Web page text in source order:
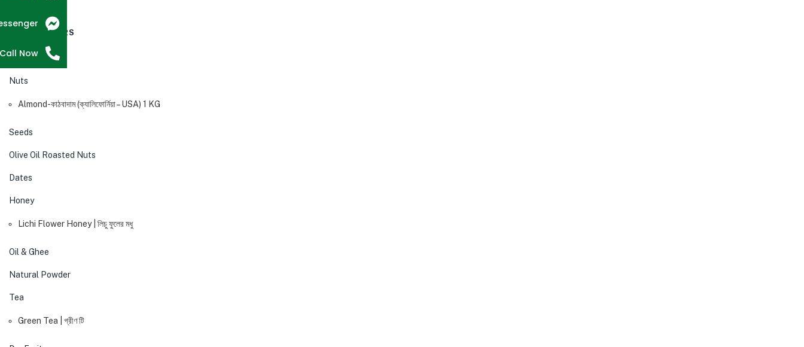
BEST SELLERS
All Products
Nuts
Almond-কাঠবাদাম (ক্যালিফোর্নিয়া – USA) 1 KG
Seeds
Olive Oil Roasted Nuts
Dates
Honey
Lichi Flower Honey | লিচু ফুলের মধু
Oil & Ghee
Natural Powder
Tea
Green Tea | গ্রীণ টি
Call Now